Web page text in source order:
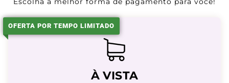
À VISTA
OFERTA POR TEMPO LIMITADO